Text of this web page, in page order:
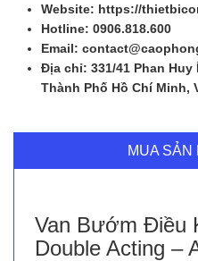
Website: https://
Hotline: 0906.818.600
Email:
Địa chỉ: 331/41 Phan
Thành Phố Hồ Chí Minh,
MUA SẢN
Van Bướm Điều
Double Acting –